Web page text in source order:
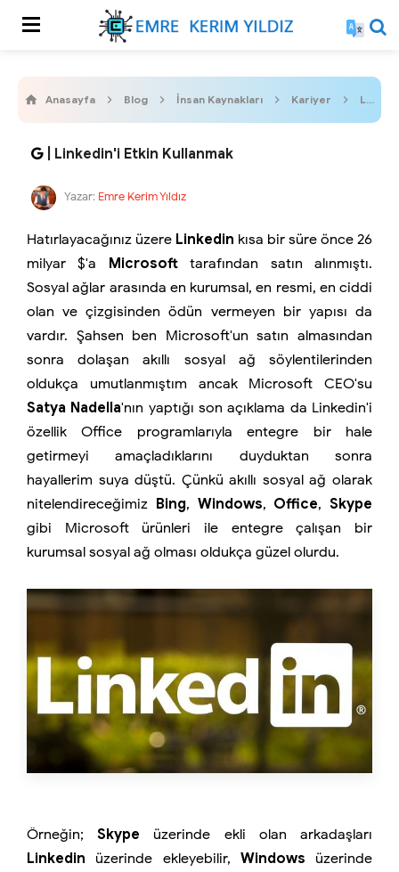
Anasayfa Blog İnsan Kaynakları Kariyer Linkedin
| Linkedin'i Etkin Kullanmak
Yazar: Emre Kerim Yıldız
Hatırlayacağınız üzere Linkedin kısa bir süre önce 26
milyar $'a Microsofttarafından satın alınmıştı.
Sosyal ağlar arasında en kurumsal, en resmi, en ciddi
olan ve çizgisinden ödün vermeyen bir yapısı da
vardır. Şahsen ben Microsoft'un satın almasından
sonra dolaşan akıllı sosyal ağ söylentilerinden
oldukça umutlanmıştım ancak Microsoft CEO'su
Satya Nadella'nın yaptığı son açıklama da Linkedin'i
özellik Office programlarıyla entegre bir hale
getirmeyi amaçladıklarını duyduktan sonra
hayallerim suya düştü. Çünkü akıllı sosyal ağ olarak
nitelendireceğimiz Bing, Windows, Office, Skype
gibi Microsoft ürünleri ile entegre çalışan bir
kurumsal sosyal ağ olması oldukça güzel olurdu.
Örneğin;Skype üzerinde ekli olan arkadaşları
Linkedin üzerinde ekleyebilir, Windows üzerinde